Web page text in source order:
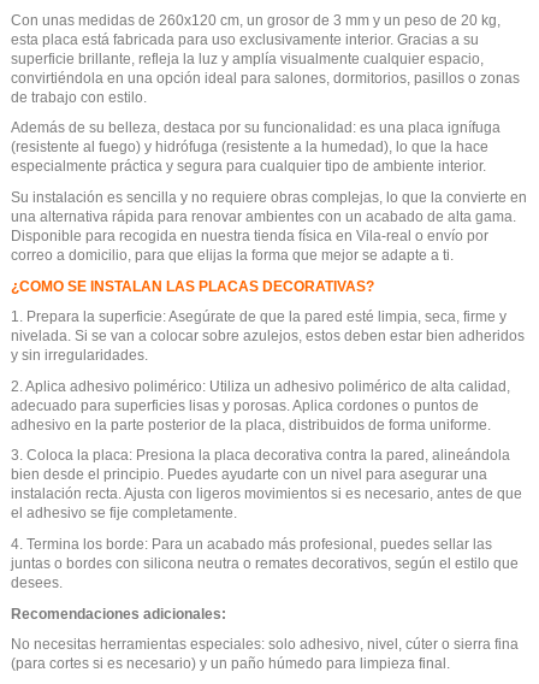
Con unas medidas de 260x120 cm, un grosor de 3 mm y un peso de 20 kg,
esta placa está fabricada para uso exclusivamente interior. Gracias a su
superficie brillante, refleja la luz y amplía visualmente cualquier espacio,
convirtiéndola en una opción ideal para salones, dormitorios, pasillos o zonas
de trabajo con estilo.
Además de su belleza, destaca por su funcionalidad: es una placa ignífuga
(resistente al fuego) y hidrófuga (resistente a la humedad), lo que la hace
especialmente práctica y segura para cualquier tipo de ambiente interior.
Su instalación es sencilla y no requiere obras complejas, lo que la convierte en
una alternativa rápida para renovar ambientes con un acabado de alta gama.
Disponible para recogida en nuestra tienda física en Vila-real o envío por
correo a domicilio, para que elijas la forma que mejor se adapte a ti.
¿COMO SE INSTALAN LAS PLACAS DECORATIVAS?
1. Prepara la superficie: Asegúrate de que la pared esté limpia, seca, firme y
nivelada. Si se van a colocar sobre azulejos, estos deben estar bien adheridos
y sin irregularidades.
2. Aplica adhesivo polimérico: Utiliza un adhesivo polimérico de alta calidad,
adecuado para superficies lisas y porosas. Aplica cordones o puntos de
adhesivo en la parte posterior de la placa, distribuidos de forma uniforme.
3. Coloca la placa: Presiona la placa decorativa contra la pared, alineándola
bien desde el principio. Puedes ayudarte con un nivel para asegurar una
instalación recta. Ajusta con ligeros movimientos si es necesario, antes de que
el adhesivo se fije completamente.
4. Termina los borde: Para un acabado más profesional, puedes sellar las
juntas o bordes con silicona neutra o remates decorativos, según el estilo que
desees.
Recomendaciones adicionales:
No necesitas herramientas especiales: solo adhesivo, nivel, cúter o sierra fina
(para cortes si es necesario) y un paño húmedo para limpieza final.